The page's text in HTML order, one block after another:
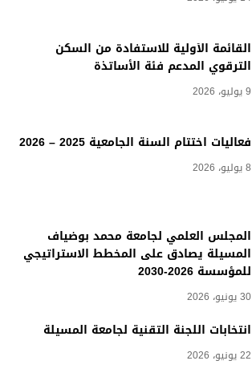
القائمة الأولية للاستفادة من السكن
الترقوي المدعم فئة الأساتذة
9 يوليو، 2026
فعاليات اختتام السنة الجامعية 2025 – 2026
8 يوليو، 2026
المجلس العلمي لجامعة محمد بوضياف
المسيلة يصادق على المخطط الاستراتيجي
للمؤسسة 2026-2030
30 يونيو، 2026
انتخابات اللجنة التقنية لجامعة المسيلة
22 يونيو، 2026